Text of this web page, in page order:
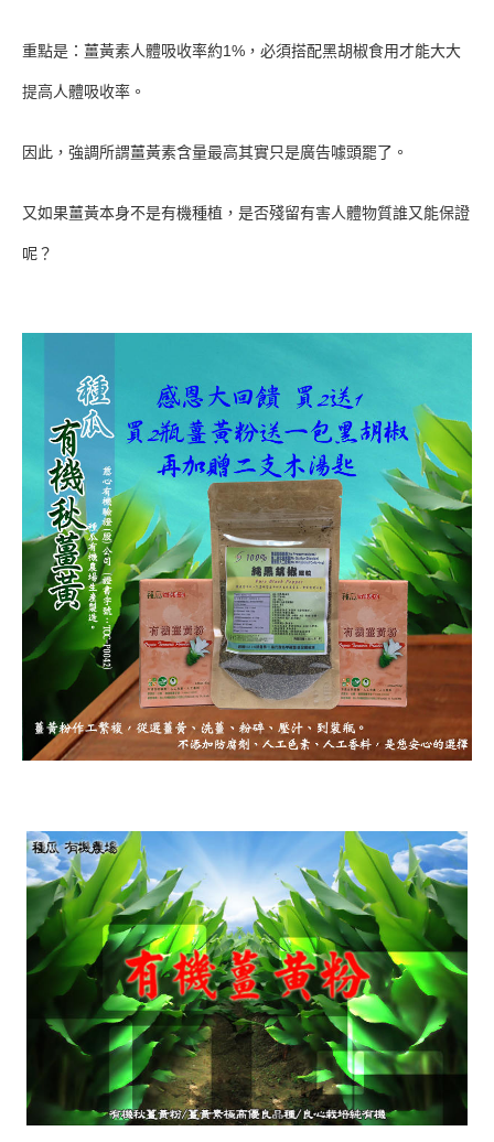
重點是：薑黃素人體吸收率約1%，必須搭配黑胡椒食用才能大大
提高人體吸收率。
因此，強調所謂薑黃素含量最高其實只是廣告噱頭罷了。
又如果薑黃本身不是有機種植，是否殘留有害人體物質誰又能保證
呢？